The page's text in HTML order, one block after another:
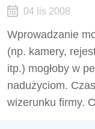
04 lis 2008
Wprowadzanie
(np. kamery,
itp.) mogłoby w
nadużyciom.
wizerunku firmy.